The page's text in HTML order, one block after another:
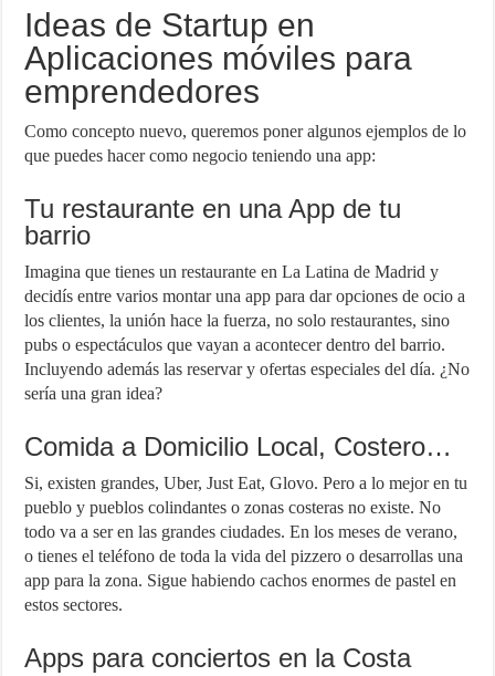
Ideas de Startup en
Aplicaciones móviles para
emprendedores
Como concepto nuevo, queremos poner algunos ejemplos de lo
que puedes hacer como negocio teniendo una app:
Tu restaurante en una App de tu
barrio
Imagina que tienes un restaurante en La Latina de Madrid y
decidís entre varios montar una app para dar opciones de ocio a
los clientes, la unión hace la fuerza, no solo restaurantes, sino
pubs o espectáculos que vayan a acontecer dentro del barrio.
Incluyendo además las reservar y ofertas especiales del día. ¿No
sería una gran idea?
Comida a Domicilio Local, Costero…
Si, existen grandes, Uber, Just Eat, Glovo. Pero a lo mejor en tu
pueblo y pueblos colindantes o zonas costeras no existe. No
todo va a ser en las grandes ciudades. En los meses de verano,
o tienes el teléfono de toda la vida del pizzero o desarrollas una
app para la zona. Sigue habiendo cachos enormes de pastel en
estos sectores.
Apps para conciertos en la Costa